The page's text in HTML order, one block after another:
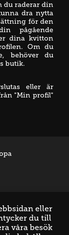
du raderar din
dra nytta
för den
pågående
dina kvitton
Om du
behöver du
butik.
eller är
"Min profil"
eller
du till
våra besök